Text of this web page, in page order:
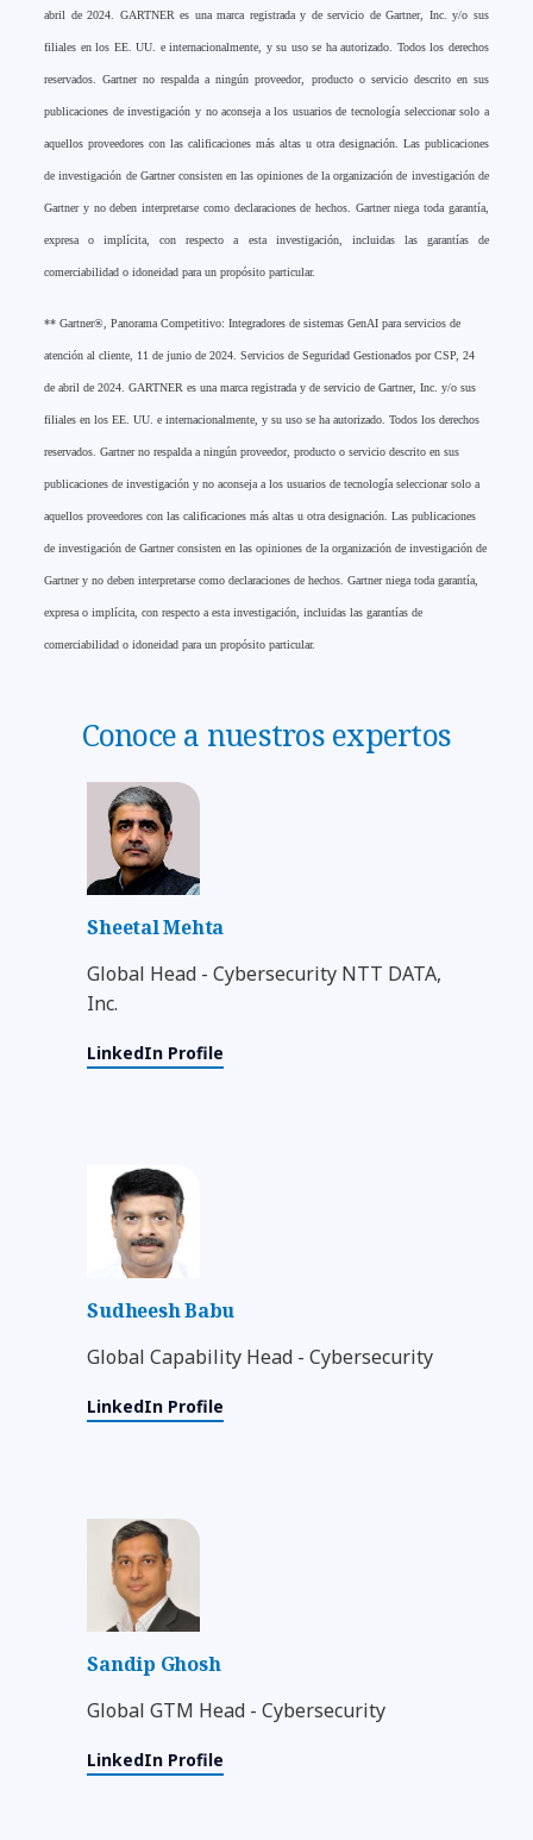
abril de 2024. GARTNER es una marca registrada y de servicio de Gartner, Inc. y/o sus
filiales en los EE. UU. e internacionalmente, y su uso se ha autorizado. Todos los derechos
reservados. Gartner no respalda a ningún proveedor, producto o servicio descrito en sus
publicaciones de investigación y no aconseja a los usuarios de tecnología seleccionar solo a
aquellos proveedores con las calificaciones más altas u otra designación. Las publicaciones
de investigación de Gartner consisten en las opiniones de la organización de investigación de
Gartner y no deben interpretarse como declaraciones de hechos. Gartner niega toda garantía,
expresa o implícita, con respecto a esta investigación, incluidas las garantías de
comerciabilidad o idoneidad para un propósito particular.
** Gartner®, Panorama Competitivo: Integradores de sistemas GenAI para servicios de
atención al cliente, 11 de junio de 2024. Servicios de Seguridad Gestionados por CSP, 24
de abril de 2024. GARTNER es una marca registrada y de servicio de Gartner, Inc. y/o sus
filiales en los EE. UU. e internacionalmente, y su uso se ha autorizado. Todos los derechos
reservados. Gartner no respalda a ningún proveedor, producto o servicio descrito en sus
publicaciones de investigación y no aconseja a los usuarios de tecnología seleccionar solo a
aquellos proveedores con las calificaciones más altas u otra designación. Las publicaciones
de investigación de Gartner consisten en las opiniones de la organización de investigación de
Gartner y no deben interpretarse como declaraciones de hechos. Gartner niega toda garantía,
expresa o implícita, con respecto a esta investigación, incluidas las garantías de
comerciabilidad o idoneidad para un propósito particular.
Conoce a nuestros expertos
Sheetal Mehta
Global Head - Cybersecurity NTT DATA,
Inc.
LinkedIn Profile
Sudheesh Babu
Global Capability Head - Cybersecurity
LinkedIn Profile
Sandip Ghosh
Global GTM Head - Cybersecurity
LinkedIn Profile